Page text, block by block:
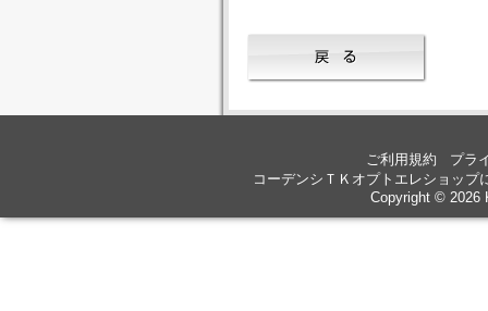
ご利用規約
プラ
コーデンシＴＫオプトエレショップ
Copyright © 2026